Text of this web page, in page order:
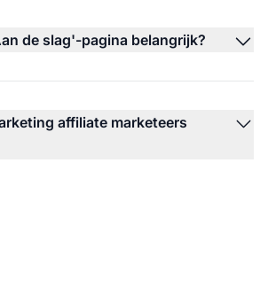
de slag'-pagina belangrijk?
affiliate marketeers